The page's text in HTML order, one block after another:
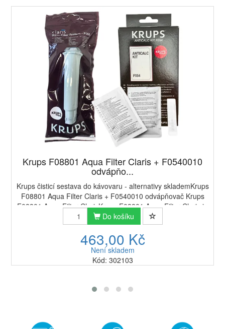
Krups F08801 Aqua Filter Claris + F0540010
odvápňo...
Krups čisticí sestava do kávovaru - alternativy sklademKrups
F08801 Aqua Filter Claris + F0540010 odvápňovač Krups
F08801 Aqua Filter ClarisKrups F08801 Aqua Filter Claris je
originální vodní filtr d...
Do košíku
463,00 Kč
Není skladem
Kód: 302103